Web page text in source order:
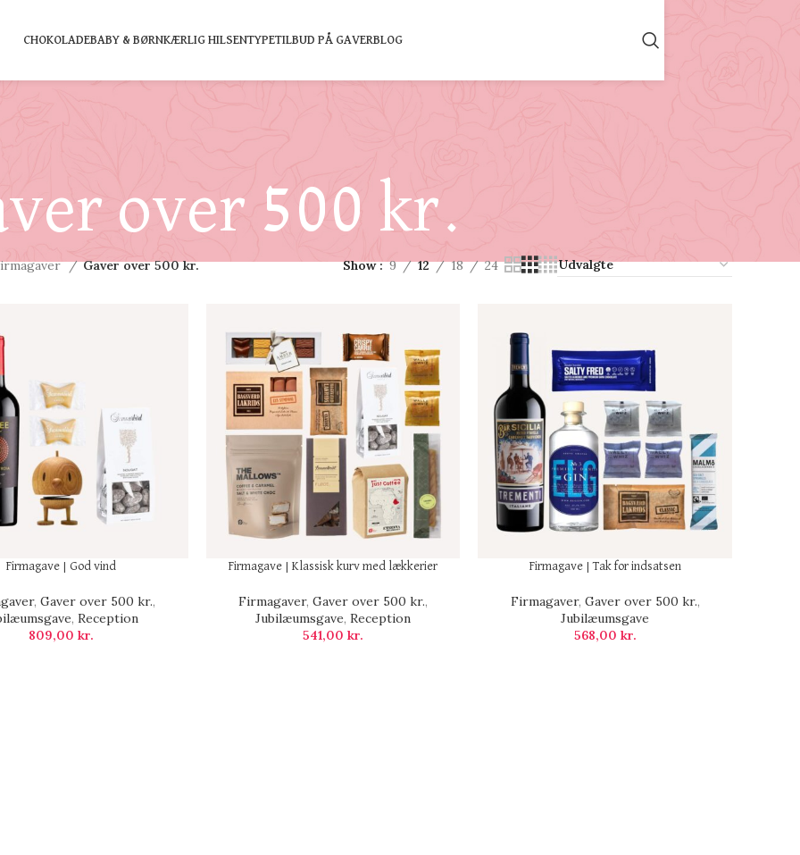
CHOKOLADEBABY & BØRNKÆRLIG HILSENTYPETILBUD PÅ GAVERBLOG
over 500 kr.
Gaver over 500 kr. Show 9 12 18 24
Firmagave | God vind
,Gaver over 500 kr.,
,Reception
809,00 kr.
Firmagave | Klassisk kurv med lækkerier
Firmagaver, Gaver over 500 kr.,
Jubilæumsgave, Reception
541,00 kr.
Firmagave | Tak for indsatsen
Firmagaver, Gaver over 500 kr.,
Jubilæumsgave
568,00 kr.